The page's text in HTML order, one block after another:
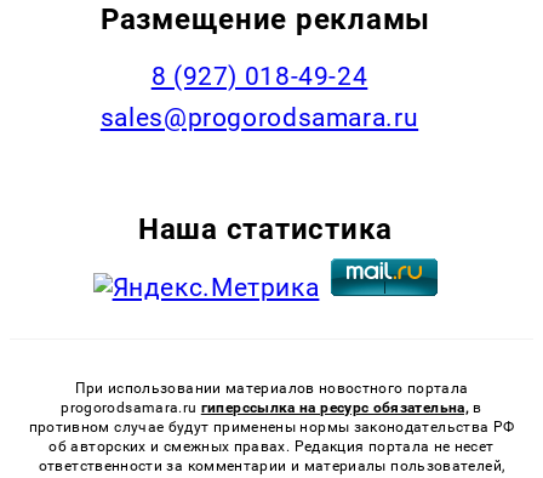
Размещение рекламы
8 (927) 018-49-24
sales@progorodsamara.ru
Наша статистика
При использовании материалов новостного портала
progorodsamara.ru гиперссылка на ресурс обязательна, в
противном случае будут применены нормы законодательства РФ
об авторских и смежных правах. Редакция портала не несет
ответственности за комментарии и материалы пользователей,